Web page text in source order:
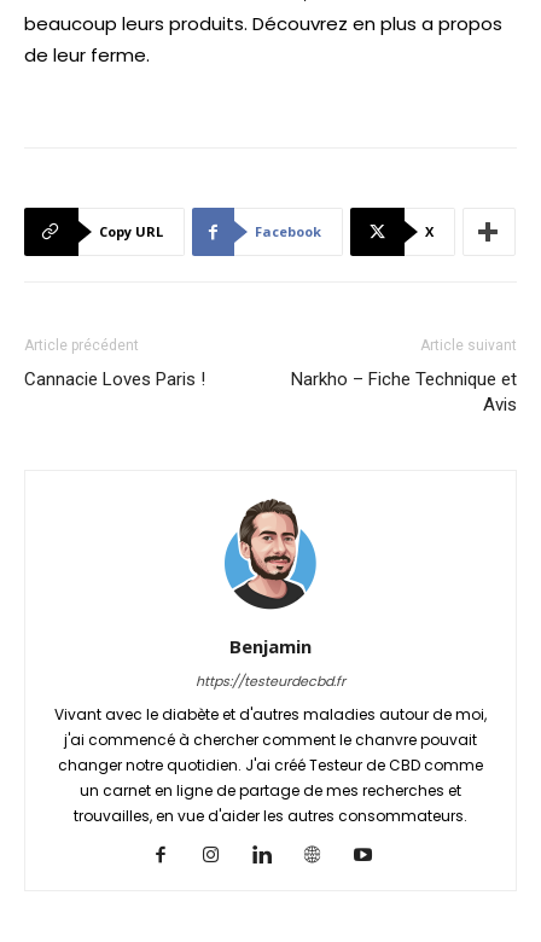
beaucoup leurs produits. Découvrez en plus a propos
de leur ferme.
Copy URL Facebook X
Article précédent
Cannacie Loves Paris !
Article suivant
Narkho – Fiche Technique et
Avis
Benjamin
https://testeurdecbd.fr
Vivant avec le diabète et d'autres maladies autour de moi,
j'ai commencé à chercher comment le chanvre pouvait
changer notre quotidien. J'ai créé Testeur de CBD comme
un carnet en ligne de partage de mes recherches et
trouvailles, en vue d'aider les autres consommateurs.